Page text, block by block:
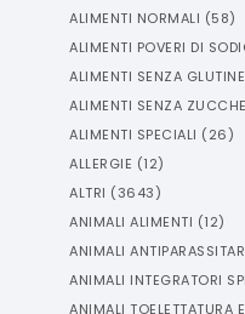
ALIMENTI NORMALI (58)
ALIMENTI POVERI DI
ALIMENTI SENZA GLUTINE
ALIMENTI SENZA
ALIMENTI SPECIALI (26)
ALLERGIE (12)
ALTRI (3643)
ANIMALI ALIMENTI (12)
ANIMALI
ANIMALI INTEGRATORI
ANIMALI TOELETTATURA